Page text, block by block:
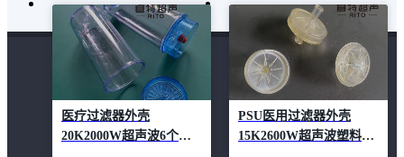
医疗过滤器外壳
20K2000W超声波6个工
PSU医用过滤器外壳
15K2600W超声波塑料压